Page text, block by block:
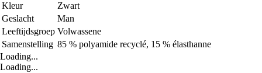
Kleur
Zwart
Geslacht
Man
Leeftijdsgroep Volwassene
Samenstelling 85 % polyamide recyclé, 15 % élasthanne
Loading...
Loading...